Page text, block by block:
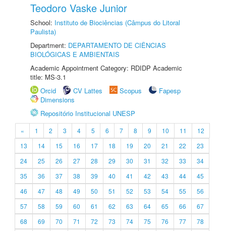
Teodoro Vaske Junior
School: Instituto de Biociências (Câmpus do Litoral
Paulista)
Department: DEPARTAMENTO DE CIÊNCIAS
BIOLÓGICAS E AMBIENTAIS
Academic Appointment Category: RDIDP Academic
title: MS-3.1
Orcid
CV Lattes Scopus
Fapesp
Dimensions
Repositório Institucional UNESP
« 1 2 3 4 5 6 7 8 9 10 11
12
13
14 15 16 17 18 19 20 21 22
23
24
25 26 27 28 29 30 31 32 33
34
35
36 37 38 39 40 41 42 43 44
45
46
47 48 49 50 51 52 53 54 55
56
57
58 59 60 61 62 63 64 65 66
67
68
69 70 71 72 73 74 75 76 77
78